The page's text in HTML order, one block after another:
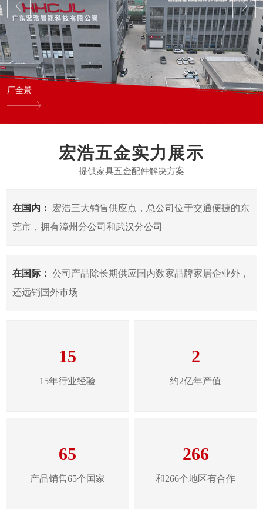
厂全景
宏浩五金实力展示
提供家具五金配件解决方案
在国内：
宏浩三大销售供应点，总公司位于交通便捷的东
莞市，拥有漳州分公司和武汉分公司
在国际： 公司产品除长期供应国内数家品牌家居企业外，
还远销国外市场
15
15年行业经验
2
约2亿年产值
65
产品销售65个国家
266
和266个地区有合作